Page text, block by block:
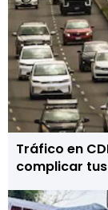
Tráfico en
complicar